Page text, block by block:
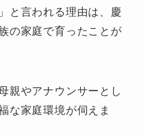
と言われる理由は、慶
の家庭で育ったことが
親やアナウンサーとし
な家庭環境が伺えま